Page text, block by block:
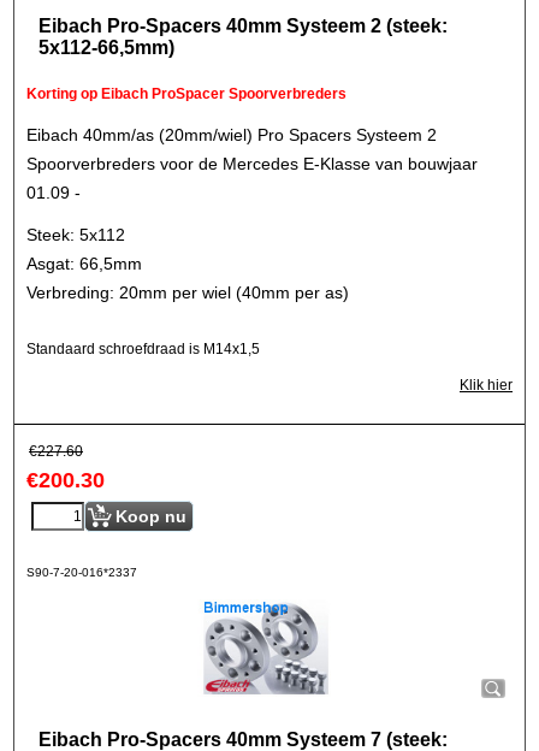
Eibach Pro-Spacers 40mm Systeem 2 (steek:
5x112-66,5mm)
Korting op Eibach ProSpacer Spoorverbreders
Eibach 40mm/as (20mm/wiel) Pro Spacers Systeem 2
Spoorverbreders voor de Mercedes E-Klasse van bouwjaar
01.09 -
Steek: 5x112
Asgat: 66,5mm
Verbreding: 20mm per wiel (40mm per as)
Standaard schroefdraad is M14x1,5
Klik hier
€227.60
€200.30
Koop nu
S90-7-20-016*2337
Eibach Pro-Spacers 40mm Systeem 7 (steek: